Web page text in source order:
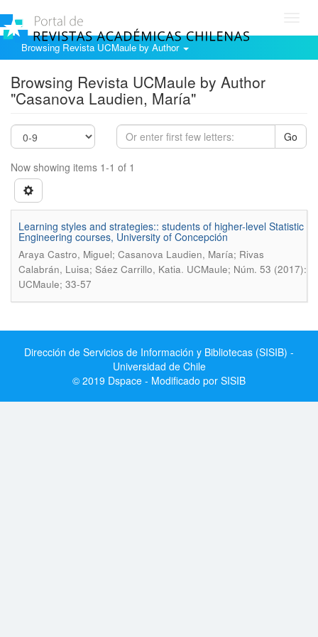
Browsing Revista UCMaule by Author
Browsing Revista UCMaule by Author
"Casanova Laudien, María"
Go
Now showing items 1-1 of 1
Learning styles and strategies:: students of higher-level Statistic
Engineering courses, University of Concepción
Araya Castro, Miguel; Casanova Laudien, María; Rivas
Calabrán, Luisa; Sáez Carrillo, Katia. UCMaule; Núm. 53 (2017):
UCMaule; 33-57
Dirección de Servicios de Información y Bibliotecas (SISIB) -
Universidad de Chile
© 2019 Dspace - Modificado por SISIB